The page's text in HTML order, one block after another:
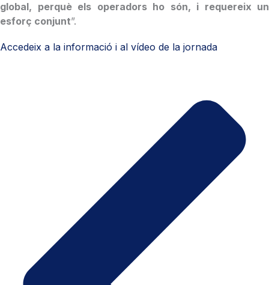
global, perquè els operadors ho són, i requereix un
esforç conjunt”.
Accedeix a la informació i al vídeo de la jornada